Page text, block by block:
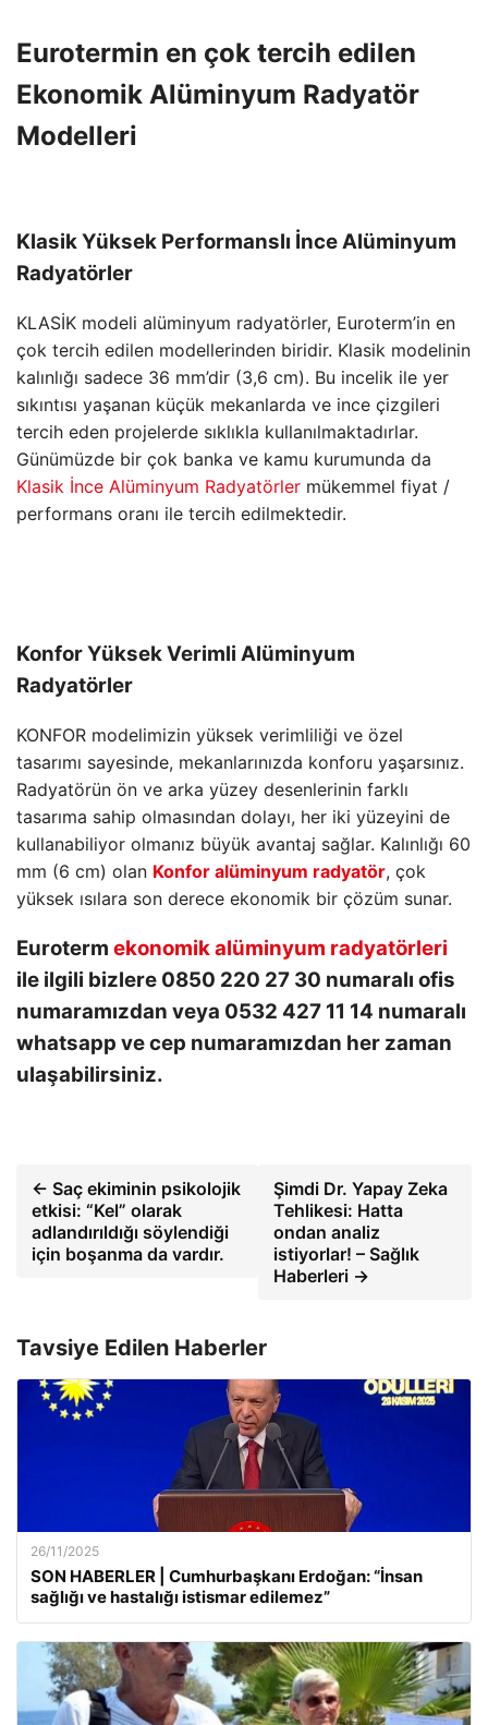
Eurotermin en çok tercih edilen
Ekonomik Alüminyum Radyatör
Modelleri
Klasik Yüksek Performanslı İnce Alüminyum
Radyatörler
KLASİK modeli alüminyum radyatörler, Euroterm’in en
çok tercih edilen modellerinden biridir. Klasik modelinin
kalınlığı sadece 36 mm’dir (3,6 cm). Bu incelik ile yer
sıkıntısı yaşanan küçük mekanlarda ve ince çizgileri
tercih eden projelerde sıklıkla kullanılmaktadırlar.
Günümüzde bir çok banka ve kamu kurumunda da
Klasik İnce Alüminyum Radyatörler mükemmel fiyat /
performans oranı ile tercih edilmektedir.
Konfor Yüksek Verimli Alüminyum
Radyatörler
KONFOR modelimizin yüksek verimliliği ve özel
tasarımı sayesinde, mekanlarınızda konforu yaşarsınız.
Radyatörün ön ve arka yüzey desenlerinin farklı
tasarıma sahip olmasından dolayı, her iki yüzeyini de
kullanabiliyor olmanız büyük avantaj sağlar. Kalınlığı 60
mm (6 cm) olan Konfor alüminyum radyatör, çok
yüksek ısılara son derece ekonomik bir çözüm sunar.
Euroterm ekonomik alüminyum radyatörleri
ile ilgili bizlere 0850 220 27 30 numaralı ofis
numaramızdan veya 0532 427 11 14 numaralı
whatsapp ve cep numaramızdan her zaman
ulaşabilirsiniz.
← Saç ekiminin psikolojik
etkisi: “Kel” olarak
adlandırıldığı söylendiği
için boşanma da vardır.
Şimdi Dr. Yapay Zeka
Tehlikesi: Hatta
ondan analiz
istiyorlar! – Sağlık
Haberleri →
Tavsiye Edilen Haberler
26/11/2025
SON HABERLER | Cumhurbaşkanı Erdoğan: “İnsan
sağlığı ve hastalığı istismar edilemez”